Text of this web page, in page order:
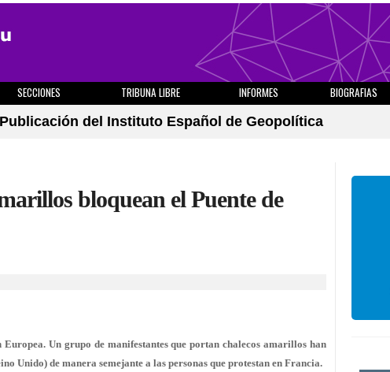
SECCIONES TRIBUNA LIBRE INFORMES BIOGRAFIAS
Publicación del Instituto Español de Geopolítica
bloquean el Puente de
Un grupo de manifestantes que portan chalecos amarillos han
Unido) de manera semejante a las personas que protestan en Francia.